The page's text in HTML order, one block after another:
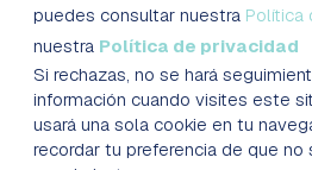
puedes consultar nuestra Política
nuestra Política de privacidad
Si rechazas, no se hará
información cuando visites este
usará una sola cookie en tu
recordar tu preferencia de que no
CONTACTO
RESERVAR PLAZA
BLOG